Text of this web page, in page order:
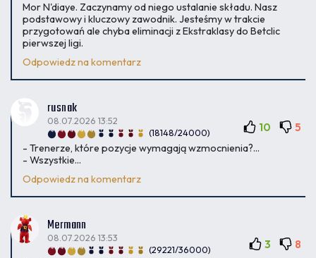
Mor N'diaye. Zaczynamy od niego ustalanie składu. Nasz
podstawowy i kluczowy zawodnik. Jesteśmy w trakcie
przygotowań ale chyba eliminacji z Ekstraklasy do Betclic
pierwszej ligi.
Odpowiedz na komentarz
rusnak
(18148/24000)
08.07.2026 13:52 10 5
- Trenerze, które pozycje wymagają wzmocnienia?...
- Wszystkie...
Odpowiedz na komentarz
Mermann
(29221/36000)
08.07.2026 13:53 3 8